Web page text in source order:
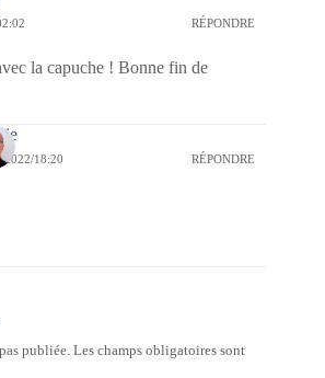
RÉPONDRE
la capuche ! Bonne fin de
2022/18:20 RÉPONDRE
publiée. Les champs obligatoires sont